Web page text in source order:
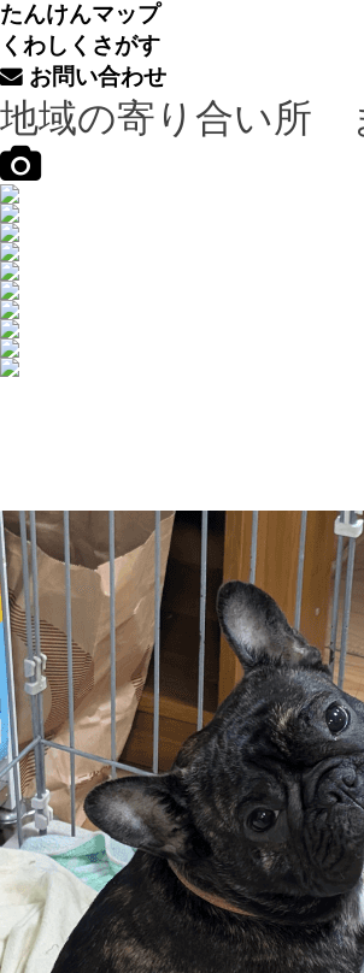
たんけんマップ
くわしくさがす
お問い合わせ
地域の寄り合い所